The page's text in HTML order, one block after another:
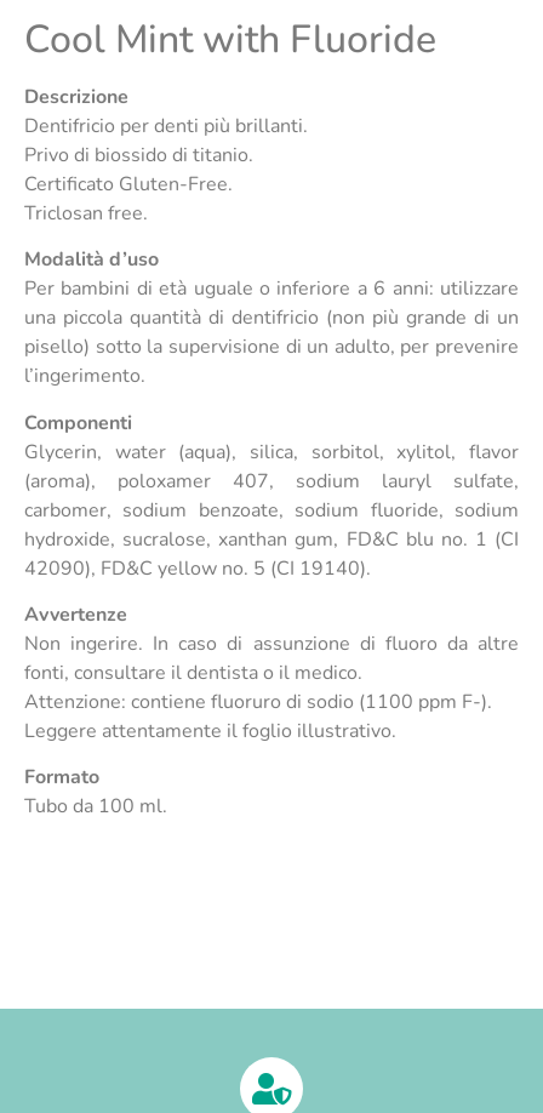
Cool Mint with Fluoride
Descrizione
Dentifricio per denti più brillanti.
Privo di biossido di titanio.
Certificato Gluten-Free.
Triclosan free.
Modalità d’uso
Per bambini di età uguale o inferiore a 6 anni: utilizzare
una piccola quantità di dentifricio (non più grande di un
pisello) sotto la supervisione di un adulto, per prevenire
l’ingerimento.
Componenti
Glycerin, water (aqua), silica, sorbitol, xylitol, flavor
(aroma), poloxamer 407, sodium lauryl sulfate,
carbomer, sodium benzoate, sodium fluoride, sodium
hydroxide, sucralose, xanthan gum, FD&C blu no. 1 (CI
42090), FD&C yellow no. 5 (CI 19140).
Avvertenze
Non ingerire. In caso di assunzione di fluoro da altre
fonti, consultare il dentista o il medico.
Attenzione: contiene fluoruro di sodio (1100 ppm F-).
Leggere attentamente il foglio illustrativo.
Formato
Tubo da 100 ml.